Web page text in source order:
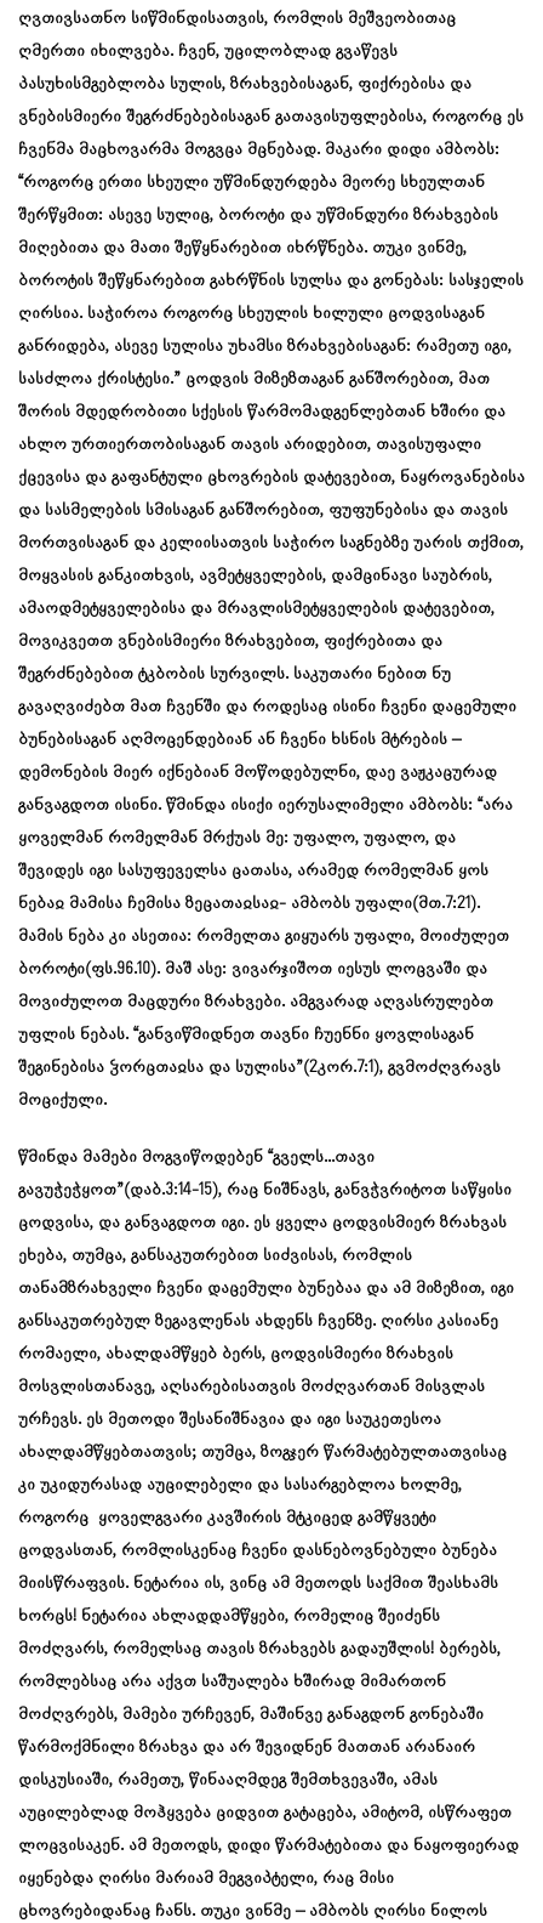
ღვთივსათნო სიწმინდისათვის, რომლის მეშვეობითაც
ღმერთი იხილვება. ჩვენ, უცილობლად გვაწევს
პასუხისმგებლობა სულის, ზრახვებისაგან, ფიქრებისა და
ვნებისმიერი შეგრძნებებისაგან გათავისუფლებისა, როგორც ეს
ჩვენმა მაცხოვარმა მოგვცა მცნებად. მაკარი დიდი ამბობს:
“როგორც ერთი სხეული უწმინდურდება მეორე სხეულთან
შერწყმით: ასევე სულიც, ბოროტი და უწმინდური ზრახვების
მიღებითა და მათი შეწყნარებით იხრწნება. თუკი ვინმე,
ბოროტის შეწყნარებით გახრწნის სულსა და გონებას: სასჯელის
ღირსია. საჭიროა როგორც სხეულის ხილული ცოდვისაგან
განრიდება, ასევე სულისა უხამსი ზრახვებისაგან: რამეთუ იგი,
სასძლოა ქრისტესი.” ცოდვის მიზეზთაგან განშორებით, მათ
შორის მდედრობითი სქესის წარმომადგენლებთან ხშირი და
ახლო ურთიერთობისაგან თავის არიდებით, თავისუფალი
ქცევისა და გაფანტული ცხოვრების დატევებით, ნაყროვანებისა
და სასმელების სმისაგან განშორებით, ფუფუნებისა და თავის
მორთვისაგან და კელიისათვის საჭირო საგნებზე უარის თქმით,
მოყვასის განკითხვის, ავმეტყველების, დამცინავი საუბრის,
ამაოდმეტყველებისა და მრავლისმეტყველების დატევებით,
მოვიკვეთთ ვნებისმიერი ზრახვებით, ფიქრებითა და
შეგრძნებებით ტკბობის სურვილს. საკუთარი ნებით ნუ
გავაღვიძებთ მათ ჩვენში და როდესაც ისინი ჩვენი დაცემული
ბუნებისაგან აღმოცენდებიან ან ჩვენი ხსნის მტრების –
დემონების მიერ იქნებიან მოწოდებულნი, დაე ვაჟკაცურად
განვაგდოთ ისინი. წმინდა ისიქი იერუსალიმელი ამბობს: “არა
ყოველმან რომელმან მრქუას მე: უფალო, უფალო, და
შევიდეს იგი სასუფეველსა ცათასა, არამედ რომელმან ყოს
ნებაჲ მამისა ჩემისა ზეცათაჲსაჲ- ამბობს უფალი(მთ.7:21).
მამის ნება კი ასეთია: რომელთა გიყუარს უფალი, მოიძულეთ
ბოროტი(ფს.96.10). მაშ ასე: ვივარჯიშოთ იესუს ლოცვაში და
მოვიძულოთ მაცდური ზრახვები. ამგვარად აღვასრულებთ
უფლის ნებას. “განვიწმიდნეთ თავნი ჩუენნი ყოვლისაგან
შეგინებისა ჴორცთაჲსა და სულისა”(2კორ.7:1), გვმოძღვრავს
მოციქული.
წმინდა მამები მოგვიწოდებენ “გველს…თავი
გავუჭეჭყოთ”(დაბ.3:14-15), რაც ნიშნავს, განვჭვრიტოთ საწყისი
ცოდვისა, და განვაგდოთ იგი. ეს ყველა ცოდვისმიერ ზრახვას
ეხება, თუმცა, განსაკუთრებით სიძვისას, რომლის
თანამზრახველი ჩვენი დაცემული ბუნებაა და ამ მიზეზით, იგი
განსაკუთრებულ ზეგავლენას ახდენს ჩვენზე. ღირსი კასიანე
რომაელი, ახალდამწყებ ბერს, ცოდვისმიერი ზრახვის
მოსვლისთანავე, აღსარებისათვის მოძღვართან მისვლას
ურჩევს. ეს მეთოდი შესანიშნავია და იგი საუკეთესოა
ახალდამწყებთათვის; თუმცა, ზოგჯერ წარმატებულთათვისაც
კი უკიდურასად აუცილებელი და სასარგებლოა ხოლმე,
როგორც ყოველგვარი კავშირის მტკიცედ გამწყვეტი
ცოდვასთან, რომლისკენაც ჩვენი დასნებოვნებული ბუნება
მიისწრაფვის. ნეტარია ის, ვინც ამ მეთოდს საქმით შეასხამს
ხორცს! ნეტარია ახლადდამწყები, რომელიც შეიძენს
მოძღვარს, რომელსაც თავის ზრახვებს გადაუშლის! ბერებს,
რომლებსაც არა აქვთ საშუალება ხშირად მიმართონ
მოძღვრებს, მამები ურჩევენ, მაშინვე განაგდონ გონებაში
წარმოქმნილი ზრახვა და არ შევიდნენ მათთან არანაირ
დისკუსიაში, რამეთუ, წინააღმდეგ შემთხვევაში, ამას
აუცილებლად მოჰყვება ციდვით გატაცება, ამიტომ, ისწრაფეთ
ლოცვისაკენ. ამ მეთოდს, დიდი წარმატებითა და ნაყოფიერად
იყენებდა ღირსი მარიამ მეგვიპტელი, რაც მისი
ცხოვრებიდანაც ჩანს. თუკი ვინმე – ამბობს ღირსი ნილოს